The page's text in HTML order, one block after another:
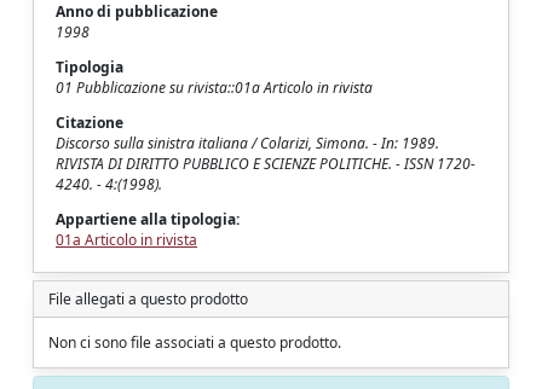
Anno di pubblicazione
1998
Tipologia
01 Pubblicazione su rivista::01a Articolo in rivista
Citazione
Discorso sulla sinistra italiana / Colarizi, Simona. - In: 1989.
RIVISTA DI DIRITTO PUBBLICO E SCIENZE POLITICHE. - ISSN 1720-
4240. - 4:(1998).
Appartiene alla tipologia:
01a Articolo in rivista
File allegati a questo prodotto
Non ci sono file associati a questo prodotto.